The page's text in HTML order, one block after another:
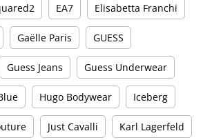
EA7 Elisabetta Franchi
Gaëlle Paris GUESS
Guess Jeans Guess Underwear
Hugo Bodywear Iceberg
Just Cavalli Karl Lagerfeld